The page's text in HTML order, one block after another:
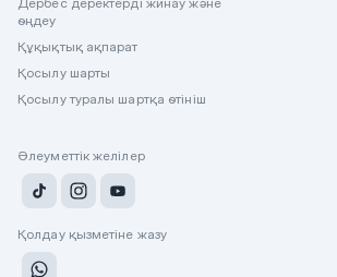
өңдеу
Құқықтық ақпарат
Қосылу шарты
Қосылу туралы шартқа өтініш
Әлеуметтік желілер
Қолдау қызметіне жазу